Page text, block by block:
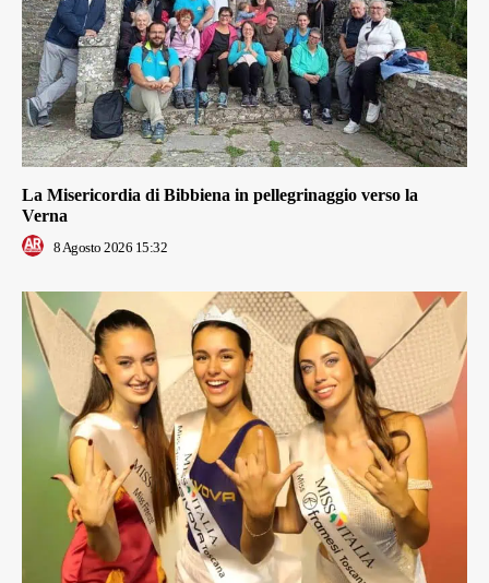
La Misericordia di Bibbiena in pellegrinaggio verso la
Verna
8 Agosto 2026 15:32